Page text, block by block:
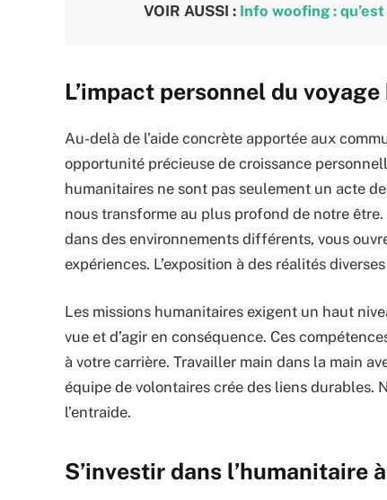
VOIR AUSSI : Info woofing :
L’impact personnel du
Au-delà de l’aide concrète apportée aux
opportunité précieuse de croissance
humanitaires ne sont pas seulement un acte
nous transforme au plus profond de notre
dans des environnements différents, vous
expériences. L’exposition à des réalités
Les missions humanitaires exigent un haut
vue et d’agir en conséquence. Ces
à votre carrière. Travailler main dans la main
équipe de volontaires crée des liens durables.
l’entraide.
S’investir dans l’humanitaire